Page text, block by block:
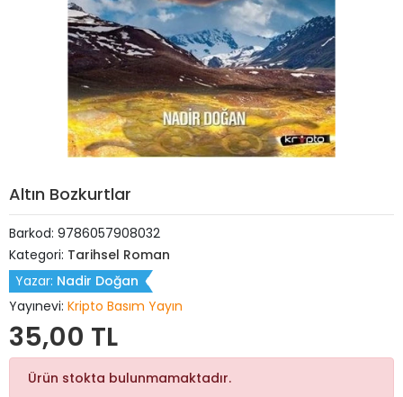
Altın Bozkurtlar
Barkod: 9786057908032
Kategori: Tarihsel Roman
Yazar: Nadir Doğan
Yayınevi: Kripto Basım Yayın
35,00 TL
Ürün stokta bulunmamaktadır.